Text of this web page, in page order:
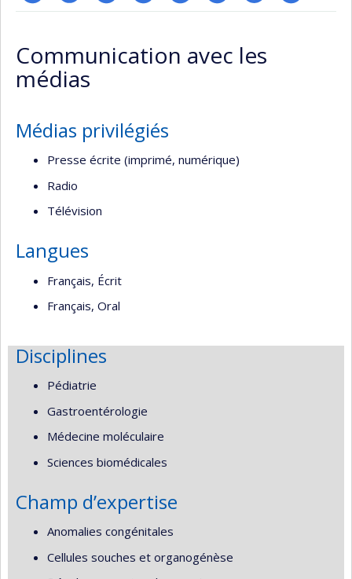
ResearchGate
Page
(faculté,département,école)
Site
de
Site
de
LinkedInCompteGoogleAutre
Communication avec les
médias
Médias privilégiés
Presse écrite (imprimé, numérique)
Radio
Télévision
Langues
Français, Écrit
Français, Oral
Disciplines
Pédiatrie
Gastroentérologie
Médecine moléculaire
Sciences biomédicales
Champ d’expertise
Anomalies congénitales
Cellules souches et organogénèse